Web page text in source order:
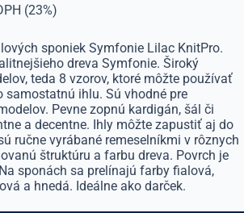
(23%)
sponiek Symfonie Lilac KnitPro.
dreva Symfonie. Široký
teda 8 vzorov, ktoré môžte používať
samostatnú ihlu. Sú vhodné pre
Pevne zopnú kardigán, šál či
a decentne. Ihly môžte zapustiť aj do
ručne vyrábané remeselníkmi v rôznych
štruktúru a farbu dreva. Povrch je
sponách sa prelínajú farby fialová,
a hnedá. Ideálne ako darček.